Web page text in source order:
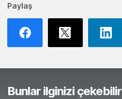
Paylaş
Bunlar ilginizi çekebilir